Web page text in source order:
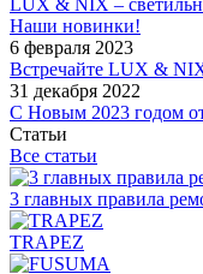
LUX & NIX –
Наши новинки!
6 февраля 2023
Встречайте LUX &
31 декабря 2022
С Новым 2023 годом
Статьи
Все статьи
3 главных правила
TRAPEZ